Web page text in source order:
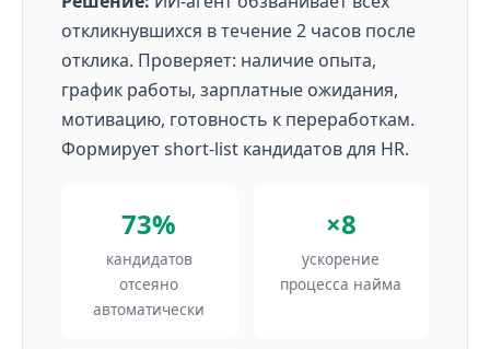
откликнувшихся в течение 2 часов после
отклика. Проверяет: наличие опыта,
график работы, зарплатные ожидания,
мотивацию, готовность к переработкам.
Формирует short-list кандидатов для HR.
73%
кандидатов
отсеяно
автоматически
×8
ускорение
процесса найма